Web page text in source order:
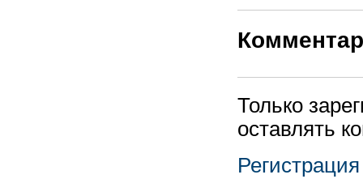
Только
оставлять
Регистрация